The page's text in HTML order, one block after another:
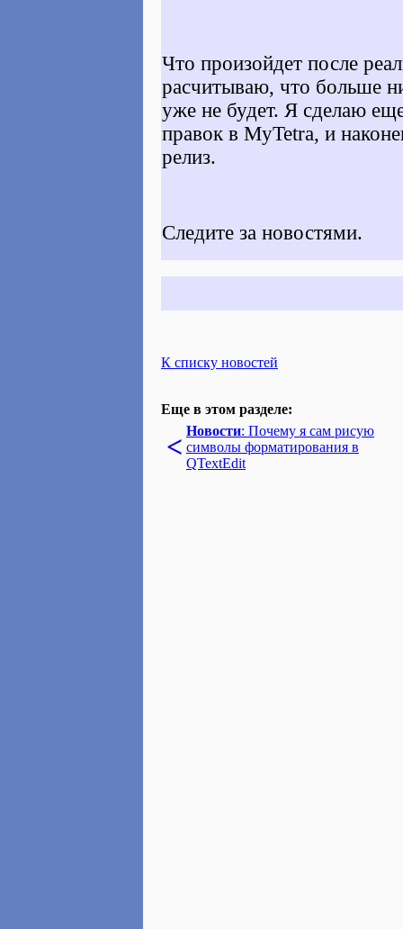
Что произойдет после
расчитываю, что больше
уже не будет. Я сделаю
правок в MyTetra, и
релиз.
Следите за новостями.
К списку новостей
Еще в этом разделе:
< Новости: Почему я сам рисую
символы форматирования в
QTextEdit